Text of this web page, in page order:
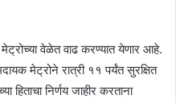
मेट्रोच्या वेळेत वाढ करण्यात येणार आहे.
मेट्रोने रात्री ११ पर्यंत सुरक्षित
निर्णय जाहीर करताना